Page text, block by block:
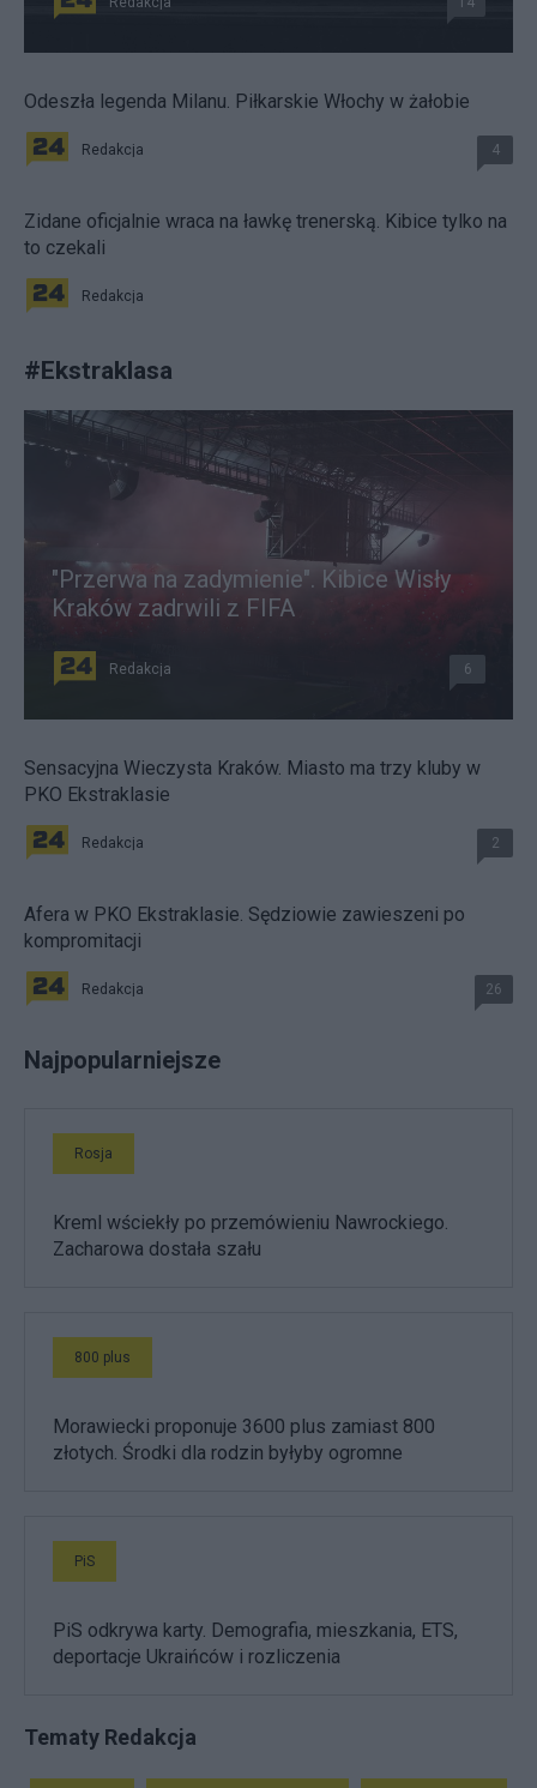
Odeszła legenda Milanu. Piłkarskie Włochy w żałobie
Redakcja 4
Zidane oficjalnie wraca na ławkę trenerską. Kibice tylko na
to czekali
Redakcja
#Ekstraklasa
"Przerwa na zadymienie". Kibice Wisły
Kraków zadrwili z FIFA
Redakcja 6
Sensacyjna Wieczysta Kraków. Miasto ma trzy kluby w
PKO Ekstraklasie
Redakcja 2
Afera w PKO Ekstraklasie. Sędziowie zawieszeni po
kompromitacji
Redakcja 26
Najpopularniejsze
Rosja
Kreml wściekły po przemówieniu Nawrockiego.
Zacharowa dostała szału
800 plus
Morawiecki proponuje 3600 plus zamiast 800
złotych. Środki dla rodzin byłyby ogromne
PiS
PiS odkrywa karty. Demografia, mieszkania, ETS,
deportacje Ukraińców i rozliczenia
Tematy Redakcja